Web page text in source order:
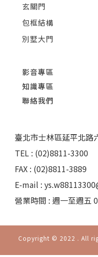
玄關門
包框結構
別墅大門
影音專區
知識專區
聯絡我們
臺北市士林區延平北路
TEL : (02)8811-3300
FAX : (02)8811-3889
E-mail :
營業時間 : 週一至週五
Copyright © 2022 . All